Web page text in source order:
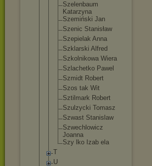
Szelenbaum
Katarzyna
Szemiński Jan
Szenic Stanisław
Szepielak Anna
Szklarski Alfred
Szkolnikowa Wiera
Szlachetko Pawel
Szmidt Robert
Szos tak Wit
Sztilmark Robert
Szulzycki Tomasz
Szwast Stanislaw
Szwechlowicz
Joanna
Szy lko Izab ela
T
U